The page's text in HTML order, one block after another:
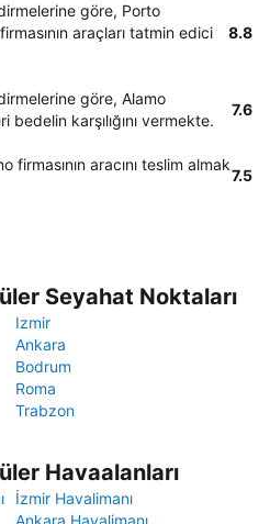
göre, Porto
araçları tatmin edici
8.8
göre, Alamo
bedelin karşılığını vermekte.
7.6
firmasının aracını teslim almak
7.5
Seyahat Noktaları
Izmir
Ankara
Bodrum
Roma
Trabzon
Havaalanları
İzmir Havalimanı
Ankara Havalimanı